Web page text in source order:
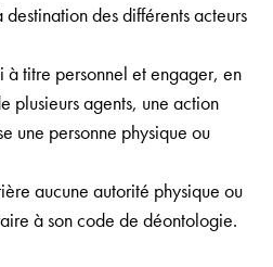
des différents acteurs
à titre personnel et engager, en
plusieurs agents, une action
une personne physique ou
aucune autorité physique ou
à son code de déontologie.